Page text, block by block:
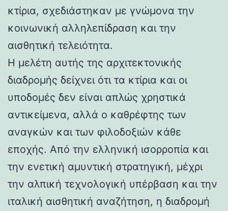
κτίρια, σχεδιάστηκαν με γνώμονα την
κοινωνική αλληλεπίδραση και την
αισθητική τελειότητα.
Η μελέτη αυτής της αρχιτεκτονικής
διαδρομής δείχνει ότι τα κτίρια και οι
υποδομές δεν είναι απλώς χρηστικά
αντικείμενα, αλλά ο καθρέφτης των
αναγκών και των φιλοδοξιών κάθε
εποχής. Από την ελληνική ισορροπία και
την ενετική αμυντική στρατηγική, μέχρι
την αλπική τεχνολογική υπέρβαση και την
ιταλική αισθητική αναζήτηση, η διαδρομή